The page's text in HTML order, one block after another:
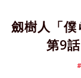
劔樹人「
第9